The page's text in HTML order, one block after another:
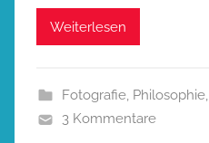
Weiterlesen
Fotografie, Philosophie,
3 Kommentare